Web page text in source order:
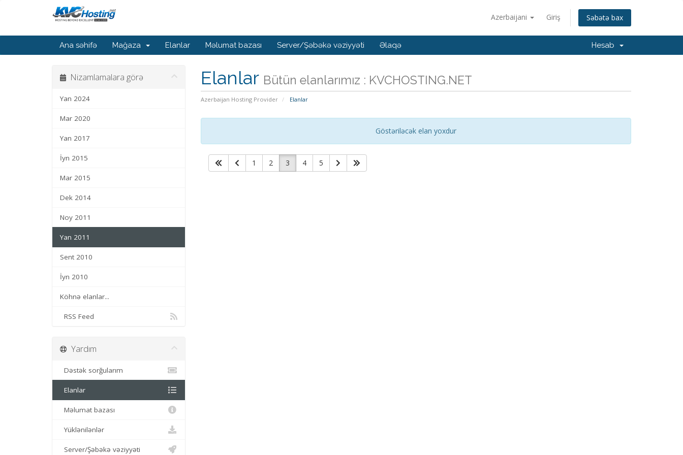
Azerbaijani Giriş Səbətə bax
Ana səhifə Mağaza Elanlar Məlumat bazası Server/Şəbəkə vəziyyəti Əlaqə Hesab
Elanlar Bütün elanlarımız : KVCHOSTING.NET
Azerbaijan Hosting Provider Elanlar
Nizamlamalara görə
Yan 2024
Mar 2020
Yan 2017
İyn 2015
Mar 2015
Dek 2014
Noy 2011
Yan 2011
Sent 2010
İyn 2010
Köhnə elanlar...
RSS Feed
Göstəriləcək elan yoxdur
1 2 3 4 5
Yardım
Dəstək sorğularım
Elanlar
Məlumat bazası
Yüklənilənlər
Server/Şəbəkə vəziyyəti